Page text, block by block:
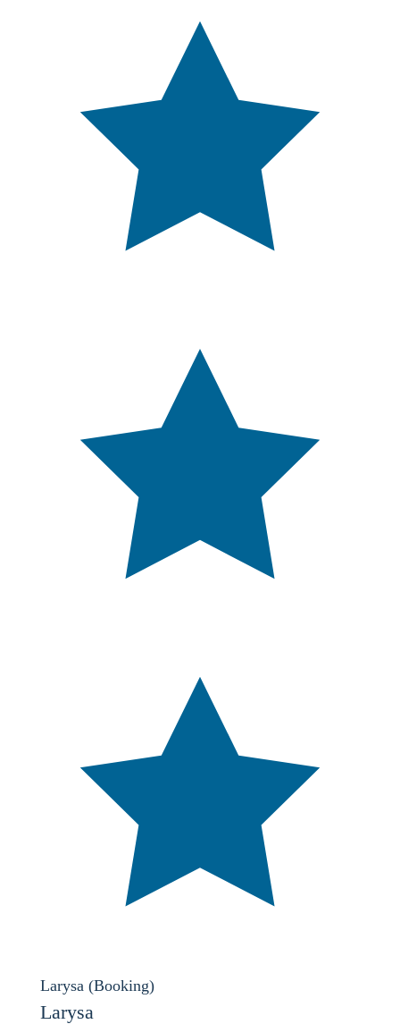
Larysa (Booking)
Larysa